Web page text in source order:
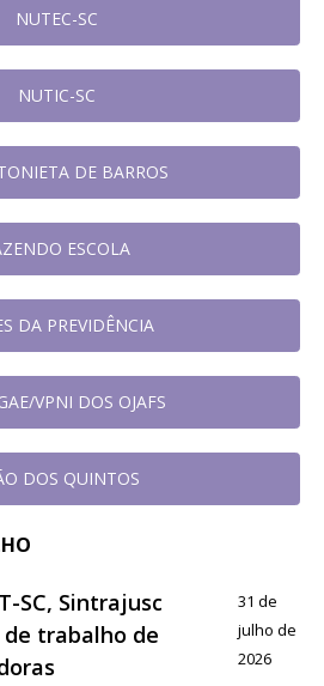
NUTEC-SC
NUTIC-SC
DE BARROS
ESCOLA
DA PREVIDÊNCIA
VPNI DOS OJAFS
DOS QUINTOS
SC, Sintrajusc
trabalho de
31 de
julho de
2026